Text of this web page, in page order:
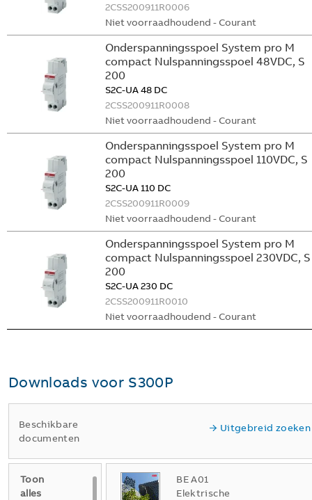
2CSS200911R0006
Niet voorraadhoudend - Courant
Onderspanningsspoel System pro M
compact Nulspanningsspoel 48VDC, S
200
S2C-UA 48 DC
2CSS200911R0008
Niet voorraadhoudend - Courant
Onderspanningsspoel System pro M
compact Nulspanningsspoel 110VDC, S
200
S2C-UA 110 DC
2CSS200911R0009
Niet voorraadhoudend - Courant
Onderspanningsspoel System pro M
compact Nulspanningsspoel 230VDC, S
200
S2C-UA 230 DC
2CSS200911R0010
Niet voorraadhoudend - Courant
Downloads voor S300P
Beschikbare
documenten
Uitgebreid zoeken
Toon
alles
BE A01
Elektrische